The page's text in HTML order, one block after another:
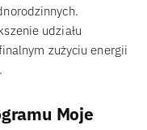
udziału
zużyciu energii
Moje